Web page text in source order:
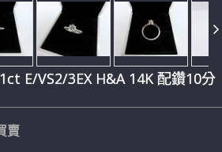
E/VS2/3EX H&A 14K 配鑽10分
賣